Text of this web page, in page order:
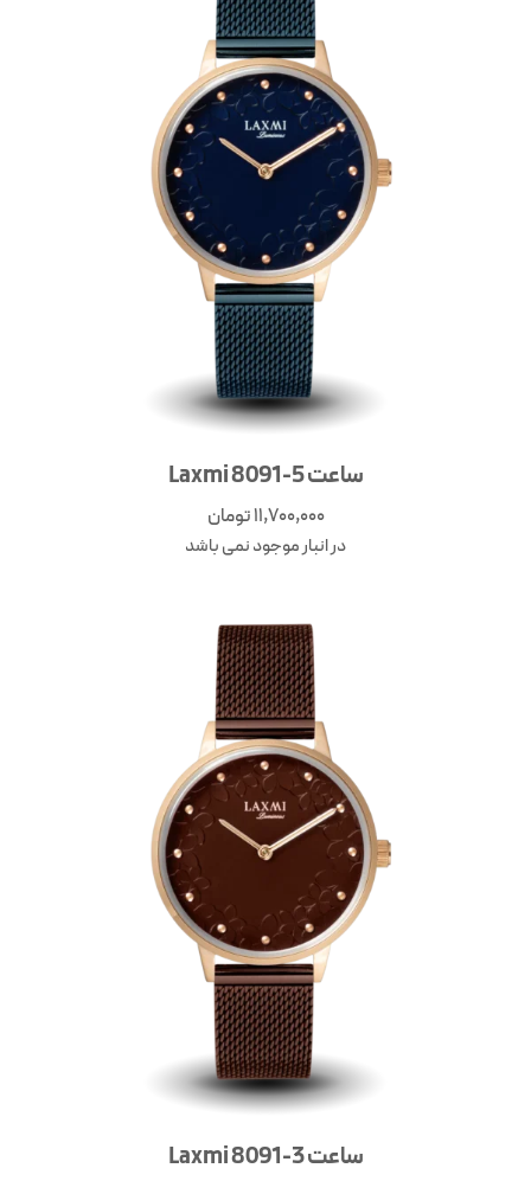
ساعت Laxmi 8091-5
11,700,000تومان
در انبار موجود نمی باشد
ساعت Laxmi 8091-3